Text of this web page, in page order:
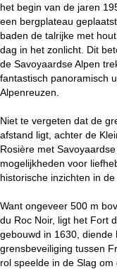
a
g
i
a
het begin van de jaren
een bergplateau
baden de talrijke met
dag in het zonlicht. Dit
de Savoyaardse Alpen
fantastisch panoramisch
Alpenreuzen.
Niet te vergeten dat de
afstand ligt, achter de
Rosière met
mogelijkheden voor
historische inzichten in
Want ongeveer 500 m
du Roc Noir, ligt het Fort
gebouwd in 1630,
grensbeveiliging tussen
rol speelde in de Slag